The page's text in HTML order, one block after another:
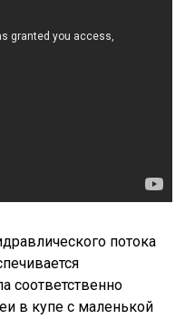
потока
соответственно
в купе с маленькой